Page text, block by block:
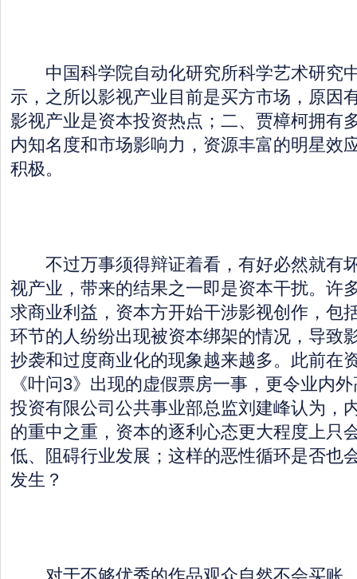
中国科学院自动化研究所科学艺术研究
示，之所以影视产业目前是买方市场，原因
影视产业是资本投资热点；二、贾樟柯拥有
内知名度和市场影响力，资源丰富的明星效
积极。
不过万事须得辩证着看，有好必然就有
视产业，带来的结果之一即是资本干扰。许
求商业利益，资本方开始干涉影视创作，包
环节的人纷纷出现被资本绑架的情况，导致
抄袭和过度商业化的现象越来越多。此前在
《叶问3》出现的虚假票房一事，更令业内
投资有限公司公共事业部总监刘建峰认为，
的重中之重，资本的逐利心态更大程度上只
低、阻碍行业发展；这样的恶性循环是否也
发生？